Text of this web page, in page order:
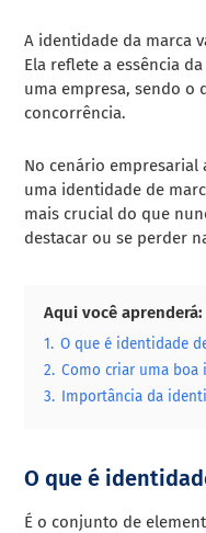
A identidade da marca
Ela reflete a essência
uma empresa, sendo o
concorrência.
No cenário
uma identidade de
mais crucial do que
destacar ou se perder
Aqui você aprenderá:
1. O que é identidade
2. Como criar uma boa
3. Importância da
O que é
É o conjunto de